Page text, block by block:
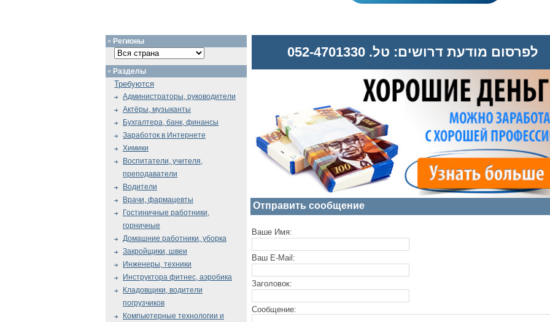
לפרסום מודעת דרושים: טל. 052-4701330
Отправить сообщение
Ваше Имя:
Ваш E-Mail:
Заголовок:
Сообщение:
Регионы
Разделы
Требуются
Администраторы, руководители
Актёры, музыканты
Бухгалтера, банк, финансы
Заработок в Интернете
Химики
Воспитатели, учителя,
преподаватели
Водители
Врачи, фармацевты
Гостиничные работники,
горничные
Домашние работники, уборка
Закройщики, швеи
Инженеры, техники
Инструктора фитнес, аэробика
Кладовщики, водители
погрузчиков
Компьютерные технологии и